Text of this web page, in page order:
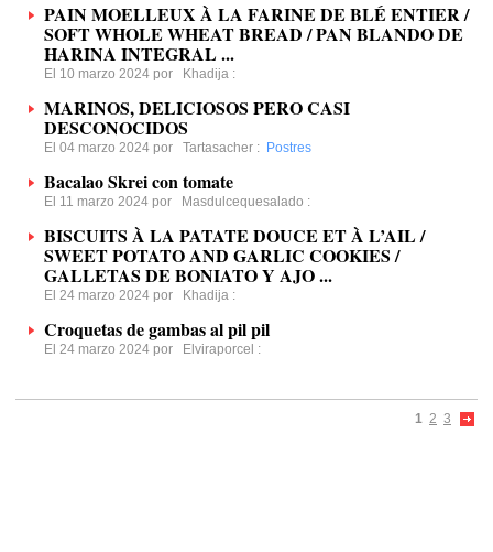
PAIN MOELLEUX À LA FARINE DE BLÉ ENTIER /
SOFT WHOLE WHEAT BREAD / PAN BLANDO DE
HARINA INTEGRAL ...
El 10 marzo 2024 por Khadija :
MARINOS, DELICIOSOS PERO CASI
DESCONOCIDOS
El 04 marzo 2024 por Tartasacher : Postres
Bacalao Skrei con tomate
El 11 marzo 2024 por Masdulcequesalado :
BISCUITS À LA PATATE DOUCE ET À L’AIL /
SWEET POTATO AND GARLIC COOKIES /
GALLETAS DE BONIATO Y AJO ...
El 24 marzo 2024 por Khadija :
Croquetas de gambas al pil pil
El 24 marzo 2024 por Elviraporcel :
1 2 3